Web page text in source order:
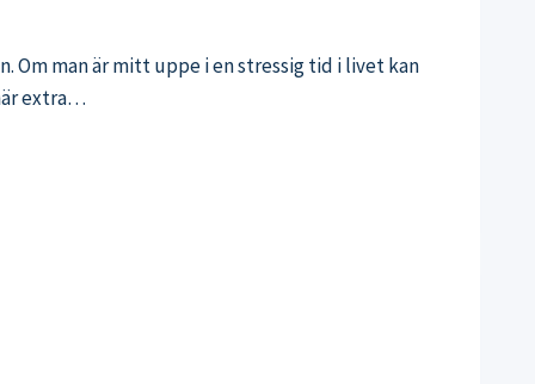
Om man är mitt uppe i en stressig tid i livet kan
extra…